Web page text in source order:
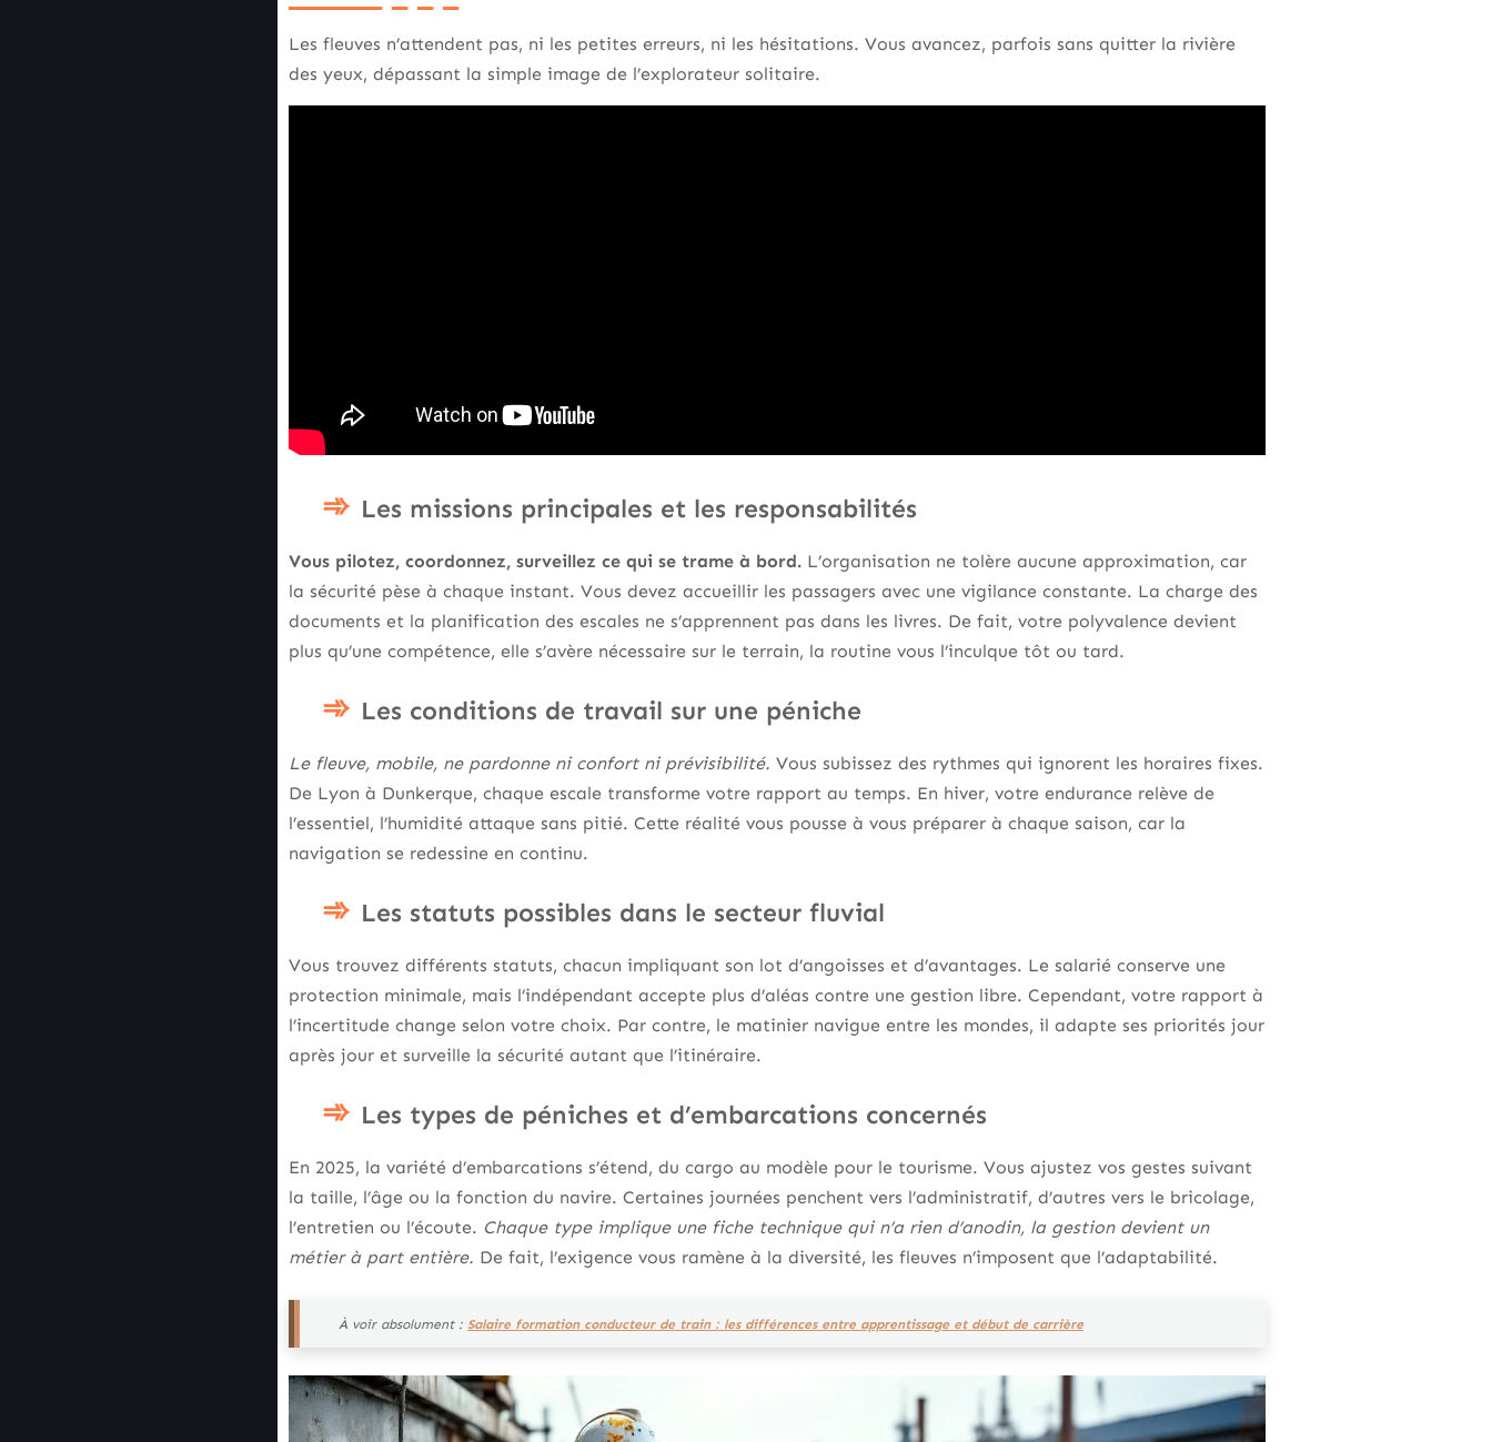
Les fleuves n’attendent pas, ni les petites erreurs, ni les hésitations. Vous avancez, parfois sans quitter la rivière
des yeux, dépassant la simple image de l’explorateur solitaire.
Les missions principales et les responsabilités
Vous pilotez, coordonnez, surveillez ce qui se trame à bord. L’organisation ne tolère aucune approximation, car
la sécurité pèse à chaque instant. Vous devez accueillir les passagers avec une vigilance constante. La charge des
documents et la planification des escales ne s’apprennent pas dans les livres. De fait, votre polyvalence devient
plus qu’une compétence, elle s’avère nécessaire sur le terrain, la routine vous l’inculque tôt ou tard.
Les conditions de travail sur une péniche
Le fleuve, mobile, ne pardonne ni confort ni prévisibilité. Vous subissez des rythmes qui ignorent les horaires fixes.
De Lyon à Dunkerque, chaque escale transforme votre rapport au temps. En hiver, votre endurance relève de
l’essentiel, l’humidité attaque sans pitié. Cette réalité vous pousse à vous préparer à chaque saison, car la
navigation se redessine en continu.
Les statuts possibles dans le secteur fluvial
Vous trouvez différents statuts, chacun impliquant son lot d’angoisses et d’avantages. Le salarié conserve une
protection minimale, mais l’indépendant accepte plus d’aléas contre une gestion libre. Cependant, votre rapport à
l’incertitude change selon votre choix. Par contre, le matinier navigue entre les mondes, il adapte ses priorités jour
après jour et surveille la sécurité autant que l’itinéraire.
Les types de péniches et d’embarcations concernés
En 2025, la variété d’embarcations s’étend, du cargo au modèle pour le tourisme. Vous ajustez vos gestes suivant
la taille, l’âge ou la fonction du navire. Certaines journées penchent vers l’administratif, d’autres vers le bricolage,
l’entretien ou l’écoute. Chaque type implique une fiche technique qui n’a rien d’anodin, la gestion devient un
métier à part entière. De fait, l’exigence vous ramène à la diversité, les fleuves n’imposent que l’adaptabilité.
À voir absolument : Salaire formation conducteur de train : les différences entre apprentissage et début de carrière